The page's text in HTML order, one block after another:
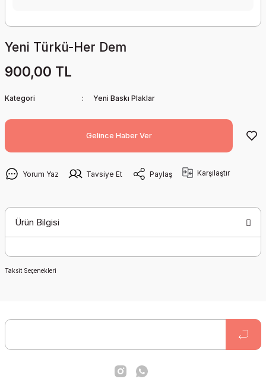
Yeni Türkü-Her Dem
900,00 TL
Kategori Yeni Baskı Plaklar
Gelince Haber Ver
Yorum Yaz Tavsiye Et Paylaş Karşılaştır
Ürün Bilgisi
Taksit Seçenekleri